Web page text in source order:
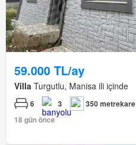
59.000 TL/ay
Villa Turgutlu, Manisa ili içinde
6 3
350 metrekare
18 gün önce